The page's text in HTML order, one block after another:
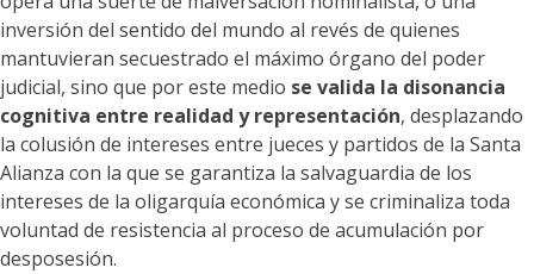
inversión del sentido del mundo al revés de quienes
mantuvieran secuestrado el máximo órgano del poder
judicial, sino que por este medio se valida la disonancia
cognitiva entre realidad y representación, desplazando
la colusión de intereses entre jueces y partidos de la Santa
Alianza con la que se garantiza la salvaguardia de los
intereses de la oligarquía económica y se criminaliza toda
voluntad de resistencia al proceso de acumulación por
desposesión.